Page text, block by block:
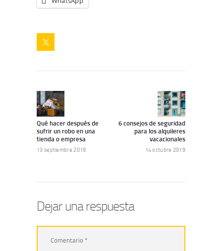
de
entradas
Qué hacer después de
sufrir un robo en una
tienda o empresa
13 septiembre 2019
6 consejos de seguridad
para los alquileres
vacacionales
14 octubre 2019
Dejar una respuesta